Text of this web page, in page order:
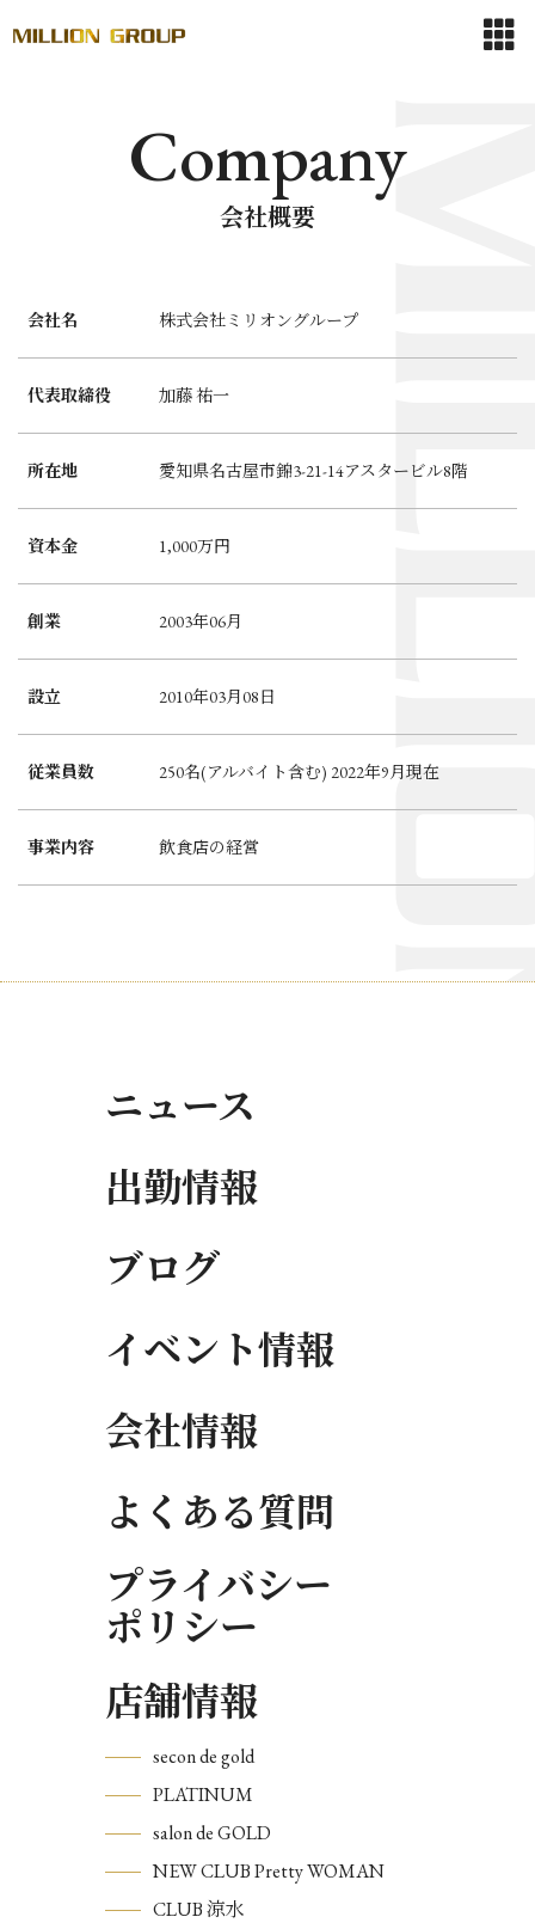
Company
会社概要
会社名 株式会社ミリオングループ
代表取締役 加藤 祐一
所在地 愛知県名古屋市錦3-21-14アスタービル8階
資本金 1,000万円
創業 2003年06月
設立 2010年03月08日
従業員数 250名(アルバイト含む) 2022年9月現在
事業内容 飲食店の経営
ニュース
出勤情報
ブログ
イベント情報
会社情報
よくある質問
プライバシー
ポリシー
店舗情報
secon de gold
PLATINUM
salon de GOLD
NEW CLUB Pretty WOMAN
CLUB 涼水